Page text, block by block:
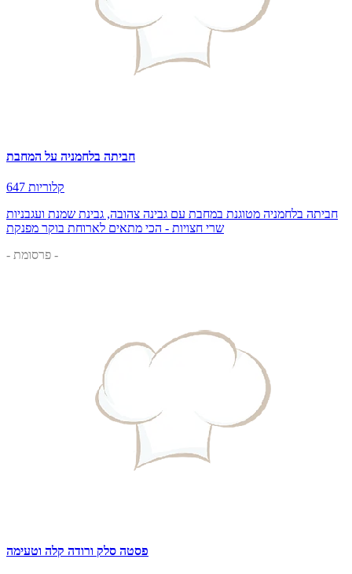
חביתה בלחמניה על המחבת
647 קלוריות
חביתה בלחמניה מטוגנת במחבת עם גבינה צהובה, גבינת שמנת ועגבניות
שרי חצויות - הכי מתאים לארוחת בוקר מפנקת
- פרסומת -
פסטה סלק ורודה קלה וטעימה